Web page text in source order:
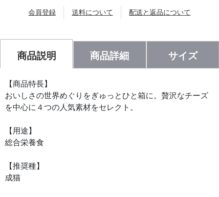
会員登録 送料について 配送と返品について
商品説明 商品詳細 サイズ
【商品特長】
おいしさの世界めぐりをぎゅっとひと箱に。贅沢なチーズ
を中心に４つの人気素材をセレクト。
【用途】
総合栄養食
【推奨種】
成猫